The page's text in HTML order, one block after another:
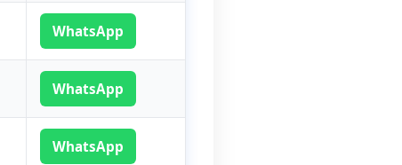
WhatsApp
WhatsApp
WhatsApp